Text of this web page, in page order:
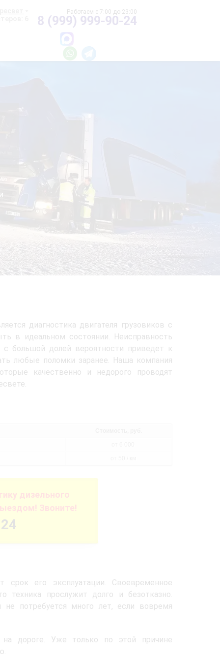
8 (999) 999-90-24
диагностика двигателя грузовиков с
в идеальном состоянии. Неисправность
большой долей вероятности приведет к
любые поломки заранее. Наша компания
качественно и недорого проводят
дизельного
Звоните!
срок его эксплуатации. Своевременное
техника прослужит долго и безотказно.
потребуется много лет, если вовремя
дороге. Уже только по этой причине